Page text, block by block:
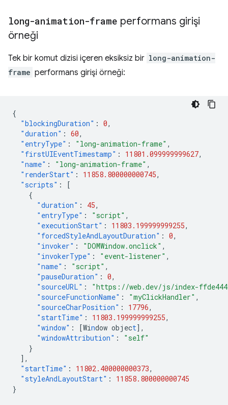
long-animation-frame performans girişi
örneği
Tek bir komut dizisi içeren eksiksiz bir long-animation-
frame performans girişi örneği:
{
"blockingDuration" : 0,
"duration" : 60,
"entryType" : "long-animation-frame" ,
"firstUIEventTimestamp" : 11801.099999999627,
"name" : "long-animation-frame" ,
"renderStart" : 11858.800000000745,
"scripts" :
[
{
"duration" : 45,
"entryType" : "script" ,
"executionStart" : 11803.199999999255,
"forcedStyleAndLayoutDuration" : 0,
"invoker" : "DOMWindow.onclick" ,
"invokerType" : "event-listener" ,
"name" : "script" ,
"pauseDuration" : 0,
"sourceURL" :
"https://web.dev/js/index-
"sourceFunctionName" : "myClickHandler" ,
"sourceCharPosition" : 17796,
"startTime" : 11803.199999999255,
"window" : [Window object],
"windowAttribution" :
"self"
}
],
"startTime" : 11802.400000000373,
"styleAndLayoutStart" :
11858.800000000745
}